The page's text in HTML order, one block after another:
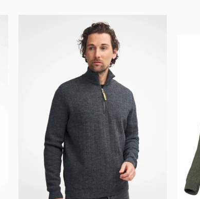
HUGO
HALF
ZIP,
WINDBREAKER,
100%
ULL
—
GREY
-
Ivanhoe
of
Sweden